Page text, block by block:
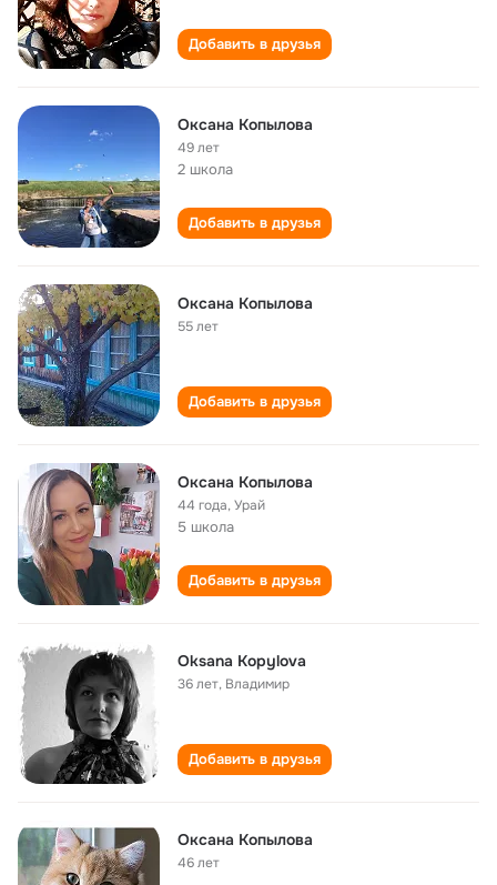
Добавить в друзья
Оксана Копылова
49 лет
2 школа
Добавить в друзья
Оксана Копылова
55 лет
Добавить в друзья
Оксана Копылова
44 года,Урай
5 школа
Добавить в друзья
Oksana Kopylova
36 лет, Владимир
Добавить в друзья
Оксана Копылова
46 лет